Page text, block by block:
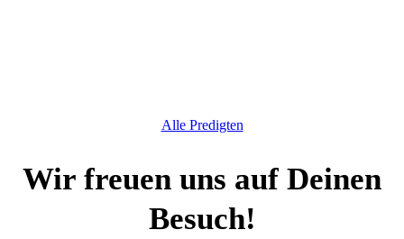
Alle Predigten
Wir freuen uns auf Deinen
Besuch!